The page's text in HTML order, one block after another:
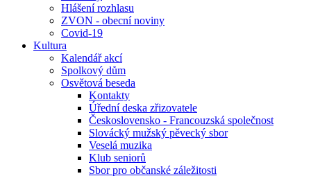
Hlášení rozhlasu
ZVON - obecní noviny
Covid-19
Kultura
Kalendář akcí
Spolkový dům
Osvětová beseda
Kontakty
Úřední deska zřizovatele
Československo - Francouzská společnost
Slovácký mužský pěvecký sbor
Veselá muzika
Klub seniorů
Sbor pro občanské záležitosti